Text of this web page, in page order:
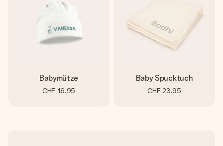
Babymütze
CHF 16.95
Baby Spucktuch
CHF 23.95